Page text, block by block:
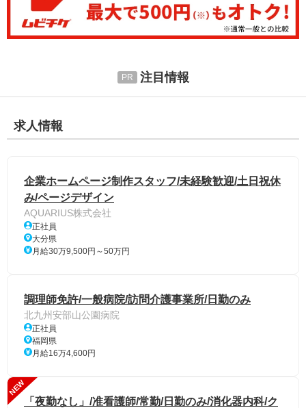
注目情報
求人情報
企業ホームページ制作スタッフ/未経験歓迎/土日祝休
み/ページデザイン
AQUARIUS株式会社
正社員
大分県
月給30万9,500円～50万円
調理師免許/一般病院/訪問介護事業所/日勤のみ
北九州安部山公園病院
正社員
福岡県
月給16万4,600円
NEW
「夜勤なし」/准看護師/常勤/日勤のみ/消化器内科/ク